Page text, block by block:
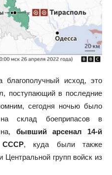
исход, это
поступающий в последние
сегодня ночью было
склад боеприпасов в
бывший арсенал 14-й
, куда были также
групп войск из